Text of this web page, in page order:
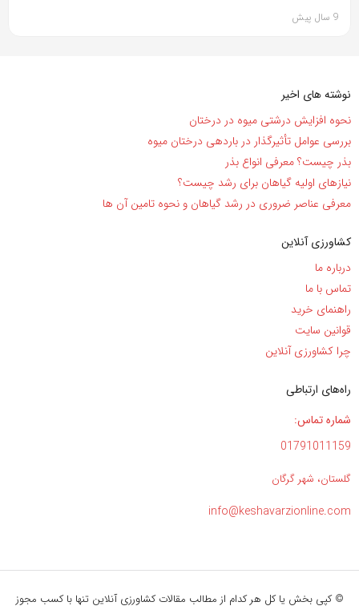
9 سال پیش
نوشته های اخیر
نحوه افزایش درشتی میوه در درختان
بررسی عوامل تأثیرگذار در باردهی درختان میوه
بذر چیست؟ معرفی انواع بذر
نیاز‌های اولیه گیاهان برای رشد چیست؟
معرفی عناصر ضروری در رشد گیاهان و نحوه تامین آن ها
کشاورزی آنلاین
درباره ما
تماس با ما
راهنمای خرید
قوانین سایت
چرا کشاورزی آنلاین
راه‌های ارتباطی
شماره تماس:
01791011159
گلستان، شهر گرگان
info@keshavarzionline.com
© کپی بخش یا کل هر کدام از مطالب مقالات کشاورزی آنلاین تنها با کسب مجوز